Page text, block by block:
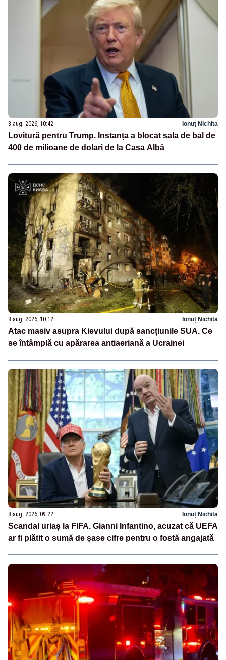
8 aug. 2026, 10:42 Ionuț Nichita
Lovitură pentru Trump. Instanța a blocat sala de bal de
400 de milioane de dolari de la Casa Albă
8 aug. 2026, 10:12 Ionuț Nichita
Atac masiv asupra Kievului după sancțiunile SUA. Ce
se întâmplă cu apărarea antiaeriană a Ucrainei
8 aug. 2026, 09:22 Ionuț Nichita
Scandal uriaș la FIFA. Gianni Infantino, acuzat că UEFA
ar fi plătit o sumă de șase cifre pentru o fostă angajată